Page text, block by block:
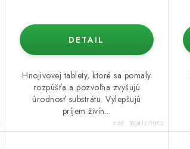
DETAIL
Hnojivovej tablety, ktoré sa pomaly
rozpúšťa a pozvoľna zvyšujú
úrodnosť substrátu. Vylepšujú
príjem živín...
Kód: 100412/10KS